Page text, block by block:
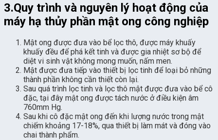
3.Quy trình và nguyên lý hoạt động của
máy hạ thủy phần mật ong công nghiệp
Mật ong được đưa vào bể lọc thô, được máy khuấy
khuấy đều để phá kết tinh và được gia nhiệt sơ bộ để
diệt vi sinh vật không mong muốn, nấm men.
Mật được đưa tiếp vào thiết bị lọc tinh để loại bỏ những
thành phần không cần thiết còn lại.
Sau quá trình lọc tinh và lọc thô mật được đưa vào bể cô
đặc, tại đây mật ong được tách nước ở điều kiện âm
760mm Hg.
Sau khi cô đặc mật ong đến khi lượng nước trong mật
chiếm khoảng 17-18%, qua thiết bị làm mát và đóng vào
chai thành phẩm.